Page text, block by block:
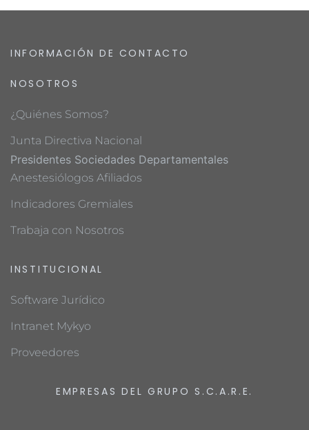
INFORMACIÓN DE CONTACTO
NOSOTROS
¿Quiénes Somos?
Junta Directiva Nacional
Presidentes Sociedades Departamentales
Anestesiólogos Afiliados
Indicadores Gremiales
Trabaja con Nosotros
INSTITUCIONAL
Software Jurídico
Intranet Mykyo
Proveedores
EMPRESAS DEL GRUPO S.C.A.R.E.